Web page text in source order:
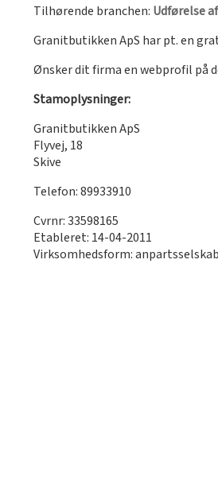
Tilhørende branchen: Udførelse
Granitbutikken ApS har pt. en
Ønsker dit firma en webprofil på
Stamoplysninger:
Granitbutikken ApS
Flyvej, 18
Skive
Telefon: 89933910
Cvrnr: 33598165
Etableret: 14-04-2011
Virksomhedsform: anpartsselskab